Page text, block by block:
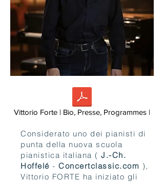
Vittorio Forte | Bio, Presse, Programmes |
Considerato uno dei pianisti di
punta della nuova scuola
pianistica italiana ( J.-Ch.
Hoffelé - Concertclassic.com ),
Vittorio FORTE ha iniziato gli